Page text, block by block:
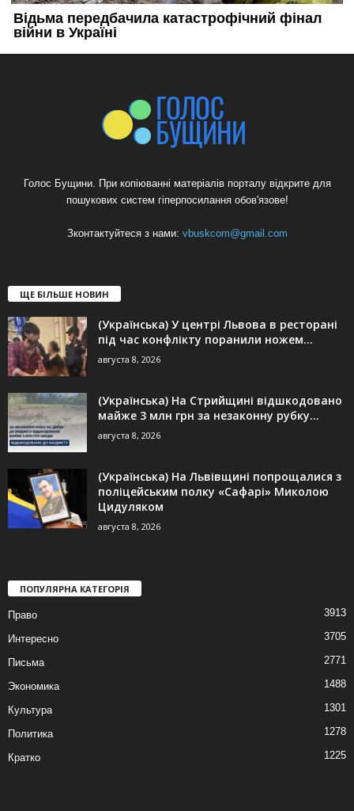
Голос Бущини. При копіюванні матеріалів порталу відкрите для
пошукових систем гіперпосилання обов'язове!
Зконтактуйтеся з нами: vbuskcom@gmail.com
ЩЕ БІЛЬШЕ НОВИН
(Українська) У центрі Львова в ресторані
під час конфлікту поранили ножем...
августа 8, 2026
(Українська) На Стрийщині відшкодовано
майже 3 млн грн за незаконну рубку...
августа 8, 2026
(Українська) На Львівщині попрощалися з
поліцейським полку «Сафарі» Миколою
Цидуляком
августа 8, 2026
ПОПУЛЯРНА КАТЕГОРІЯ
Право 3913
Интересно 3705
Письма 2771
Экономика 1488
Культура 1301
Политика 1278
Кратко 1225